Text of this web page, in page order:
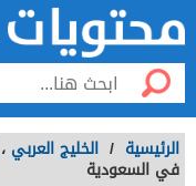
الرئيسية / الخليج العربي ،
في السعودية